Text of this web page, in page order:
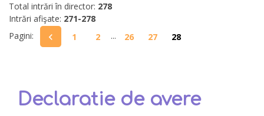
Total intrări în director: 278
Intrări afişate: 271-278
Pagini: 1 2 ... 26 27 28
Declaratie de avere